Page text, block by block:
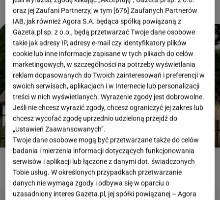
ROZWIĄŻ QUIZ
oraz jej Zaufani Partnerzy, w tym [676] Zaufanych Partnerów
IAB, jak również Agora S.A. będąca spółką powiązaną z
Gazeta.pl sp. z o.o., będą przetwarzać Twoje dane osobowe
takie jak adresy IP, adresy e-mail czy identyfikatory plików
cookie lub inne informacje zapisane w tych plikach do celów
marketingowych, w szczególności na potrzeby wyświetlania
reklam dopasowanych do Twoich zainteresowań i preferencji w
swoich serwisach, aplikacjach i w Internecie lub personalizacji
treści w nich wyświetlanych. Wyrażenie zgody jest dobrowolne.
Jeśli nie chcesz wyrazić zgody, chcesz ograniczyć jej zakres lub
chcesz wycofać zgodę uprzednio udzieloną przejdź do
„Ustawień Zaawansowanych”.
Twoje dane osobowe mogą być przetwarzane także do celów
badania i mierzenia informacji dotyczących funkcjonowania
serwisów i aplikacji lub łączone z danymi dot. świadczonych
Tobie usług. W określonych przypadkach przetwarzanie
danych nie wymaga zgody i odbywa się w oparciu o
uzasadniony interes Gazeta.pl, jej spółki powiązanej – Agora